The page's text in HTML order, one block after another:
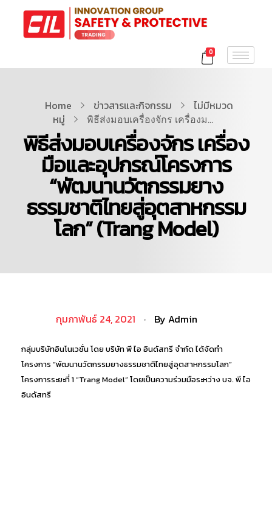
0
Home ข่าวสารและกิจกรรม
ไม่มีหมวด
หมู่
พิธีส่งมอบเครื่องจักร เครื่องม...
พิธีส่งมอบเครื่องจักร เครื่อง
มือและอุปกรณ์โครงการ
“พัฒนานวัตกรรมยาง
ธรรมชาติไทยสู่อุตสาหกรรม
โลก” (Trang Model)
กุมภาพันธ์ 24, 2021 By Admin
กลุ่มบริษัทอินโนเวชั่น โดย บริษัท พี ไอ อินดัสทรี จำกัด ได้จัดทำ
โครงการ “พัฒนานวัตกรรมยางธรรมชาติไทยสู่อุตสาหกรรมโลก”
โครงการระยะที่ 1 “Trang Model” โดยเป็นความร่วมมือระหว่าง บจ. พี ไอ
อินดัสทรี